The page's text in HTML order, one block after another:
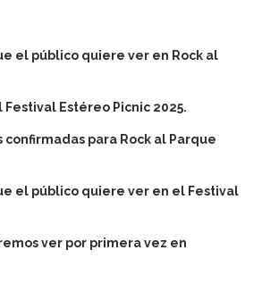
el público quiere ver en Rock al
Festival Estéreo Picnic 2025.
confirmadas para Rock al Parque
el público quiere ver en el Festival
ver por primera vez en